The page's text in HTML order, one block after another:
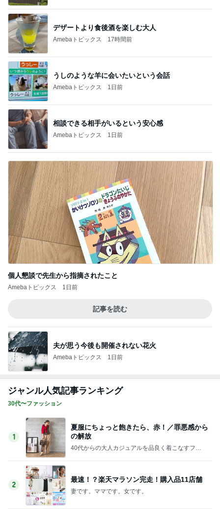
デザートより食後酒を楽しむ大人
Amebaトピックス 17時間前
うしのような羊に会いたいという会話
Amebaトピックス 1日前
相談できる相手がいるという安心感
Amebaトピックス 1日前
個人懇談で先生から指摘されたこと
Amebaトピックス 1日前
記事を読む
夫が思う今後も開催されない花火
Amebaトピックス 1日前
ジャンル人気記事ランキング
30代〜ファッション
1
夏服にちょっと飽きたら、赤！／罪悪感から
の解放
40代からの大人カジュアルを品良く着こなすファ
2
最速！？楽天マラソン完走！購入品11店舗
妻です。ママです。女です。